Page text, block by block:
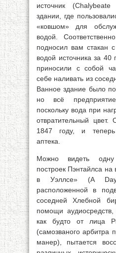
источник
здании, где
«ковшом» для
водой.
подносил вам стакан
водой источника за
приносили с собой
себе наливать из
Ванное здание было
но всё
поскольку вода при
отвратительный
1847 году, и
аптека.
Можно видеть
построек Пэнтайлса
в Уэллсе» (A
расположенной в
соседней Хлебной
помощи аудиосредств,
как будто от лица
(самозваного арбитра
манер), пытается